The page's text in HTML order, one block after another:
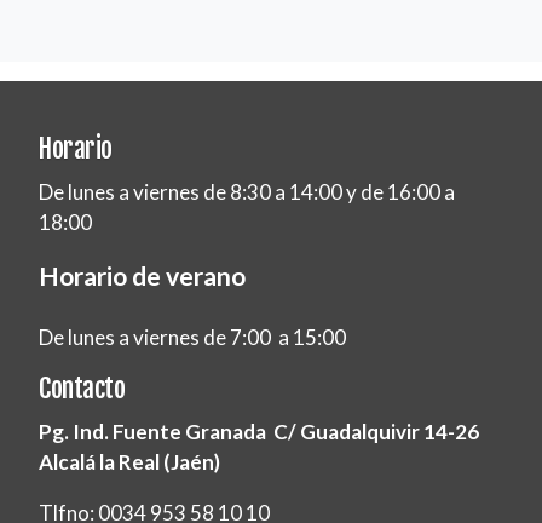
Horario
De lunes a viernes de 8:30 a 14:00 y de 16:00 a
18:00
Horario de verano
De lunes a viernes de 7:00 a 15:00
Contacto
Pg. Ind. Fuente Granada C/ Guadalquivir 14-26
Alcalá la Real (Jaén)
Tlfno: 0034 953 58 10 10